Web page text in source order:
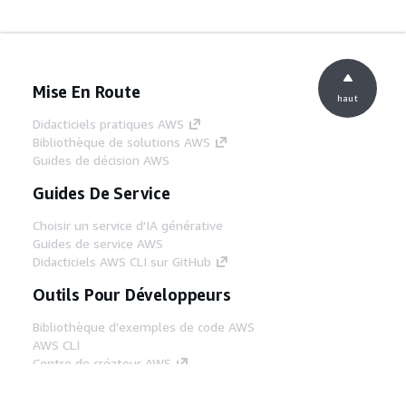
Mise En Route
Didacticiels pratiques AWS
Bibliothèque de solutions AWS
Guides de décision AWS
Guides De Service
Choisir un service d'IA générative
Guides de service AWS
Didacticiels AWS CLI sur GitHub
Outils Pour Développeurs
Bibliothèque d'exemples de code AWS
AWS CLI
Centre de créateur AWS
haut